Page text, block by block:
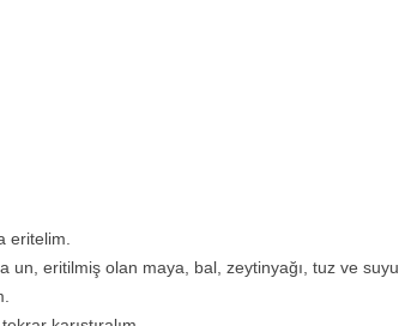
eritelim.
un, eritilmiş olan maya, bal, zeytinyağı, tuz ve suyu